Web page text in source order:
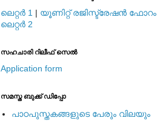
ലെറ്റര്‍ 1 | യൂണിറ്റ് രജിസ്ട്രേഷന്‍ ഫോറം
ലെറ്റര്‍ 2
സഹചാരി റിലീഫ് സെല്‍
Application form
സമസ്ത ബുക്ക് ഡിപ്പോ
പാഠപുസ്തകങ്ങളുടെ പേരും വിലയും